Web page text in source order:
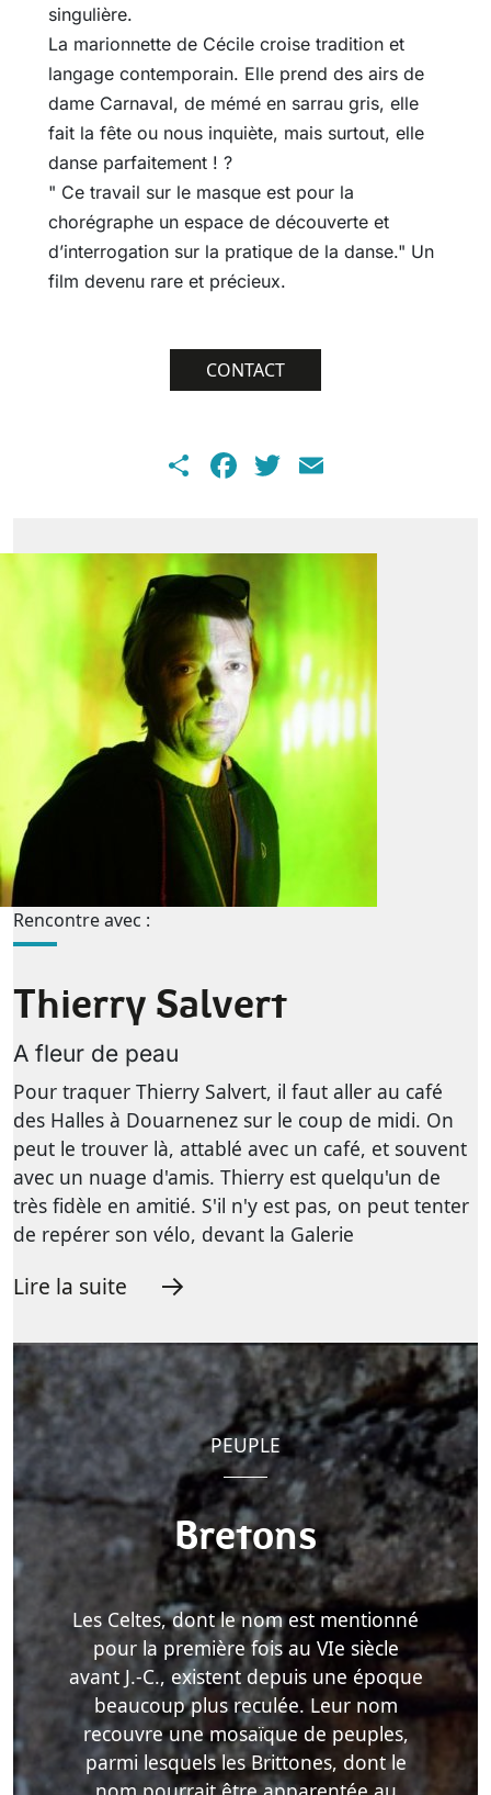
singulière.
La marionnette de Cécile croise tradition et
langage contemporain. Elle prend des airs de
dame Carnaval, de mémé en sarrau gris, elle
fait la fête ou nous inquiète, mais surtout, elle
danse parfaitement ! ?
" Ce travail sur le masque est pour la
chorégraphe un espace de découverte et
d’interrogation sur la pratique de la danse." Un
film devenu rare et précieux.
CONTACT
ShareFacebook
Twitter
Rencontre avec :
Thierry Salvert
A fleur de peau
Pour traquer Thierry Salvert, il faut aller au café
des Halles à Douarnenez sur le coup de midi. On
peut le trouver là, attablé avec un café, et souvent
avec un nuage d'amis. Thierry est quelqu'un de
très fidèle en amitié. S'il n'y est pas, on peut tenter
de repérer son vélo, devant la Galerie
Lire la suite
PEUPLE
Bretons
Les Celtes, dont le nom est mentionné
pour la première fois au VIe siècle
avant J.-C., existent depuis une époque
beaucoup plus reculée. Leur nom
recouvre une mosaïque de peuples,
parmi lesquels les Brittones, dont le